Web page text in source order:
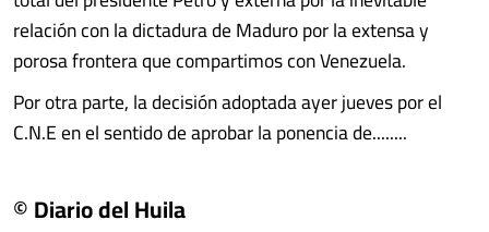
relación con la dictadura de Maduro por la extensa y
porosa frontera que compartimos con Venezuela.
Por otra parte, la decisión adoptada ayer jueves por el
C.N.E en el sentido de aprobar la ponencia de........
© Diario del Huila